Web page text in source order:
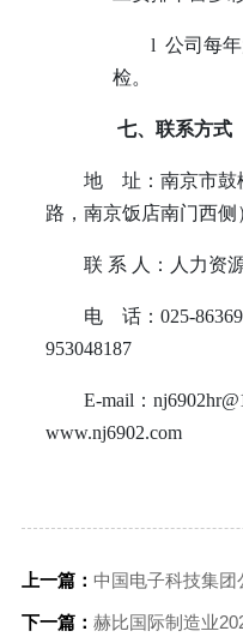
l 公司每
检。
七、联系方式
地 址：南京市鼓
路，南京饭店南门西侧
联 系 人：人力资
电 话： 025-
953048187
E-mail ：
www.nj6902.com
上一篇： 中国电子科技集团
下一篇： 赫比国际制造业